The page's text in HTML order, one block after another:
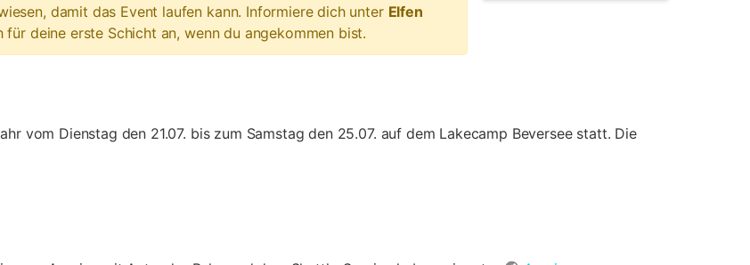
damit das Event laufen kann. Informiere dich unter Elfen
für deine erste Schicht an, wenn du angekommen bist.
vom Dienstag den 21.07. bis zum Samstag den 25.07. auf dem Lakecamp Beversee statt. Die